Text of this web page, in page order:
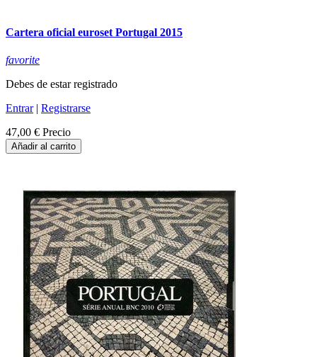
Cartera oficial euroset Portugal 2015
favorite
Debes de estar registrado
Entrar| Registrarse
47,00 € Precio
Añadir al carrito